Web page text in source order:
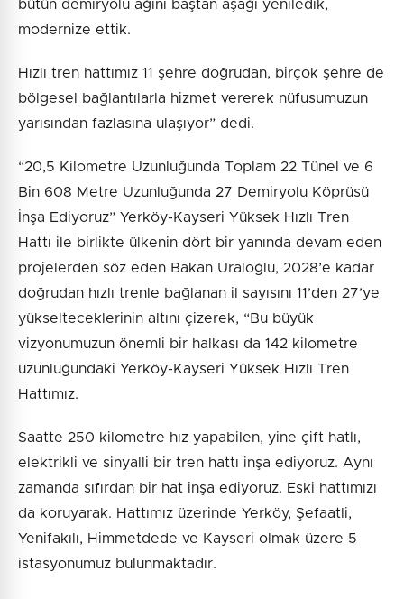
bütün demiryolu ağını baştan aşağı yeniledik,
modernize ettik.
Hızlı tren hattımız 11 şehre doğrudan, birçok şehre de
bölgesel bağlantılarla hizmet vererek nüfusumuzun
yarısından fazlasına ulaşıyor” dedi.
“20,5 Kilometre Uzunluğunda Toplam 22 Tünel ve 6
Bin 608 Metre Uzunluğunda 27 Demiryolu Köprüsü
İnşa Ediyoruz” Yerköy-Kayseri Yüksek Hızlı Tren
Hattı ile birlikte ülkenin dört bir yanında devam eden
projelerden söz eden Bakan Uraloğlu, 2028’e kadar
doğrudan hızlı trenle bağlanan il sayısını 11’den 27’ye
yükselteceklerinin altını çizerek, “Bu büyük
vizyonumuzun önemli bir halkası da 142 kilometre
uzunluğundaki Yerköy-Kayseri Yüksek Hızlı Tren
Hattımız.
Saatte 250 kilometre hız yapabilen, yine çift hatlı,
elektrikli ve sinyalli bir tren hattı inşa ediyoruz. Aynı
zamanda sıfırdan bir hat inşa ediyoruz. Eski hattımızı
da koruyarak. Hattımız üzerinde Yerköy, Şefaatli,
Yenifakılı, Himmetdede ve Kayseri olmak üzere 5
istasyonumuz bulunmaktadır.